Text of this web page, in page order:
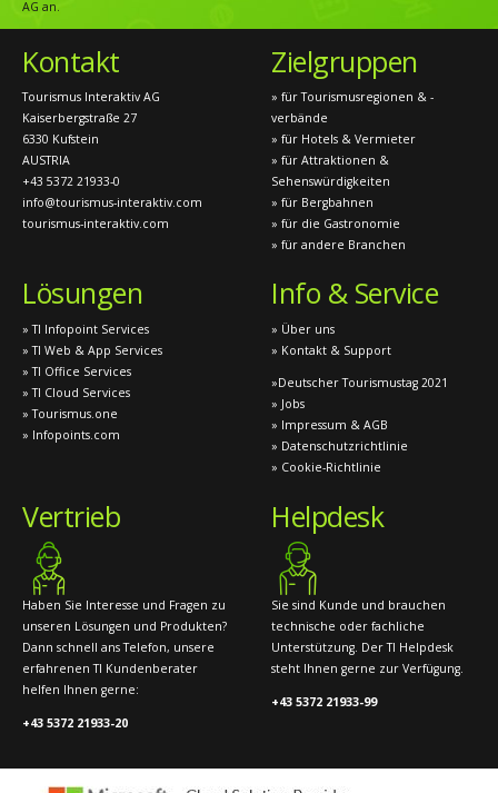
AG an.
Kontakt
Tourismus Interaktiv AG
Kaiserbergstraße 27
6330 Kufstein
AUSTRIA
+43 5372 21933-0
info@tourismus-interaktiv.com
tourismus-interaktiv.com
Zielgruppen
» für Tourismusregionen & -
verbände
» für Hotels & Vermieter
» für Attraktionen &
Sehenswürdigkeiten
» für Bergbahnen
» für die Gastronomie
» für andere Branchen
Lösungen
» TI Infopoint Services
» TI Web & App Services
» TI Office Services
» TI Cloud Services
» Tourismus.one
» Infopoints.com
Info & Service
» Über uns
» Kontakt & Support
»Deutscher Tourismustag 2021
» Jobs
» Impressum & AGB
» Datenschutzrichtlinie
» Cookie-Richtlinie
Vertrieb
Haben Sie Interesse und Fragen zu
unseren Lösungen und Produkten?
Dann schnell ans Telefon, unsere
erfahrenen TI Kundenberater
helfen Ihnen gerne:
+43 5372 21933-20
Helpdesk
Sie sind Kunde und brauchen
technische oder fachliche
Unterstützung. Der TI Helpdesk
steht Ihnen gerne zur Verfügung.
+43 5372 21933-99